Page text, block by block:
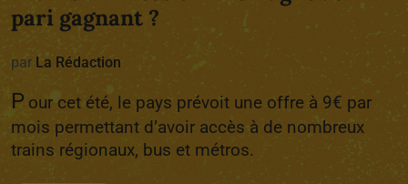
pari gagnant ?
par La Rédaction
P our cet été, le pays prévoit une offre à 9€ par
mois permettant d’avoir accès à de nombreux
trains régionaux, bus et métros.